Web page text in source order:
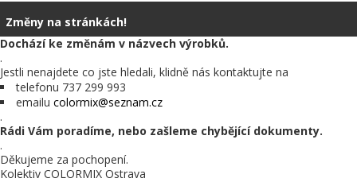
Změny na stránkách!
Dochází ke změnám v názvech výrobků.
.
Jestli nenajdete co jste hledali, klidně nás kontaktujte na
telefonu 737 299 993
emailu colormix@seznam.cz
.
Rádi Vám poradíme, nebo zašleme chybějící dokumenty.
.
Děkujeme za pochopení.
Kolektiv COLORMIX Ostrava